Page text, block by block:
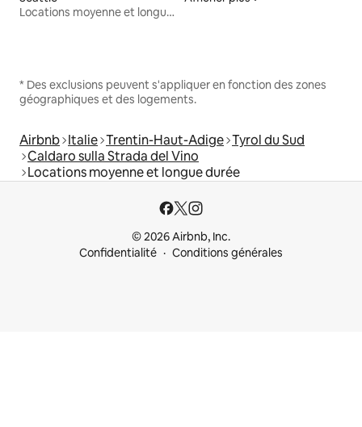
Locations moyenne et longue durée
* Des exclusions peuvent s'appliquer en fonction des zones
géographiques et des logements.
Airbnb Italie Trentin-Haut-Adige Tyrol du Sud
Caldaro sulla Strada del Vino
Locations moyenne et longue durée
© 2026 Airbnb, Inc.
Confidentialité
Conditions générales